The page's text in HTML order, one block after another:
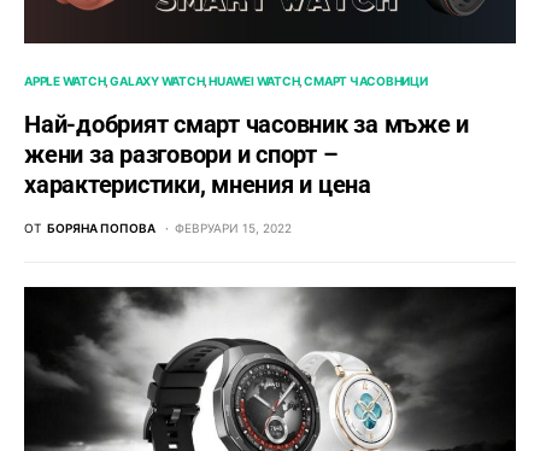
APPLE WATCH GALAXY WATCH HUAWEI WATCH СМАРТ ЧАСОВНИЦИ
Най-добрият смарт часовник за мъже и
жени за разговори и спорт –
характеристики, мнения и цена
ОТ БОРЯНА ПОПОВА ФЕВРУАРИ 15, 2022